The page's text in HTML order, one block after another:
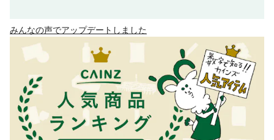
みんなの声でアップデートしました